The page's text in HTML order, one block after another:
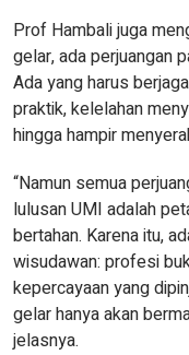
Prof Hambali juga
gelar, ada perjuangan
Ada yang harus
praktik, kelelahan
hingga hampir
“Namun semua
lulusan UMI adalah
bertahan. Karena itu,
wisudawan: profesi
kepercayaan yang
gelar hanya akan
jelasnya.